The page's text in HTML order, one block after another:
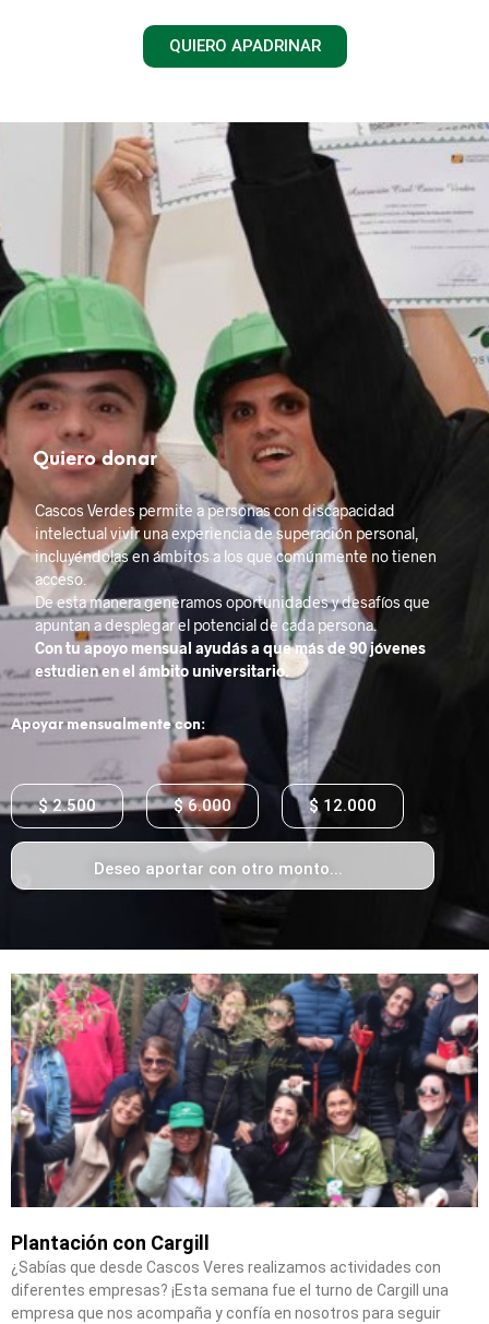
QUIERO APADRINAR
Quiero donar
Cascos Verdes permite a personas con discapacidad
intelectual vivir una experiencia de superación personal,
incluyéndolas en ámbitos a los que comúnmente no tienen
acceso.
De esta manera generamos oportunidades y desafíos que
apuntan a desplegar el potencial de cada persona.
Con tu apoyo mensual ayudás a que más de 90 jóvenes
estudien en el ámbito universitario.
Apoyar mensualmente con:
$ 2.500 $ 6.000 $ 12.000
Deseo aportar con otro monto...
Plantación con Cargill
¿Sabías que desde Cascos Veres realizamos actividades con
diferentes empresas? ¡Esta semana fue el turno de Cargill una
empresa que nos acompaña y confía en nosotros para seguir